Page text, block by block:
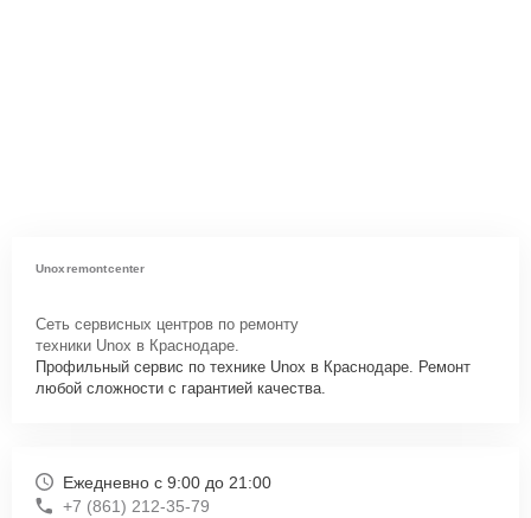
Unoxremontcenter
Сеть сервисных центров по ремонту
техники Unox в Краснодаре.
Профильный сервис по технике Unox в Краснодаре. Ремонт
любой сложности с гарантией качества.
Ежедневно с 9:00 до 21:00
+7 (861) 212-35-79